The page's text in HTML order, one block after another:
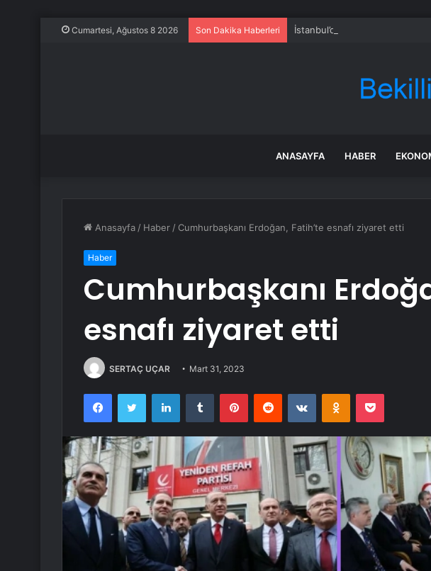
Cumartesi, Ağustos 8 2026 Son Dakika Haberleri İstanbul’da sır ölüm: 37
ANASAYFA HABER
Anasayfa / Haber / Cumhurbaşkanı Erdoğan, Fatih’te esnafı ziyaret etti
Haber
Cumhurbaşkanı
esnafı ziyaret etti
SERTAÇ UÇAR Mart 31, 2023
FacebookTwitter LinkedInTumblr PinterestReddit VKontakteOdnoklassniki
Pocket